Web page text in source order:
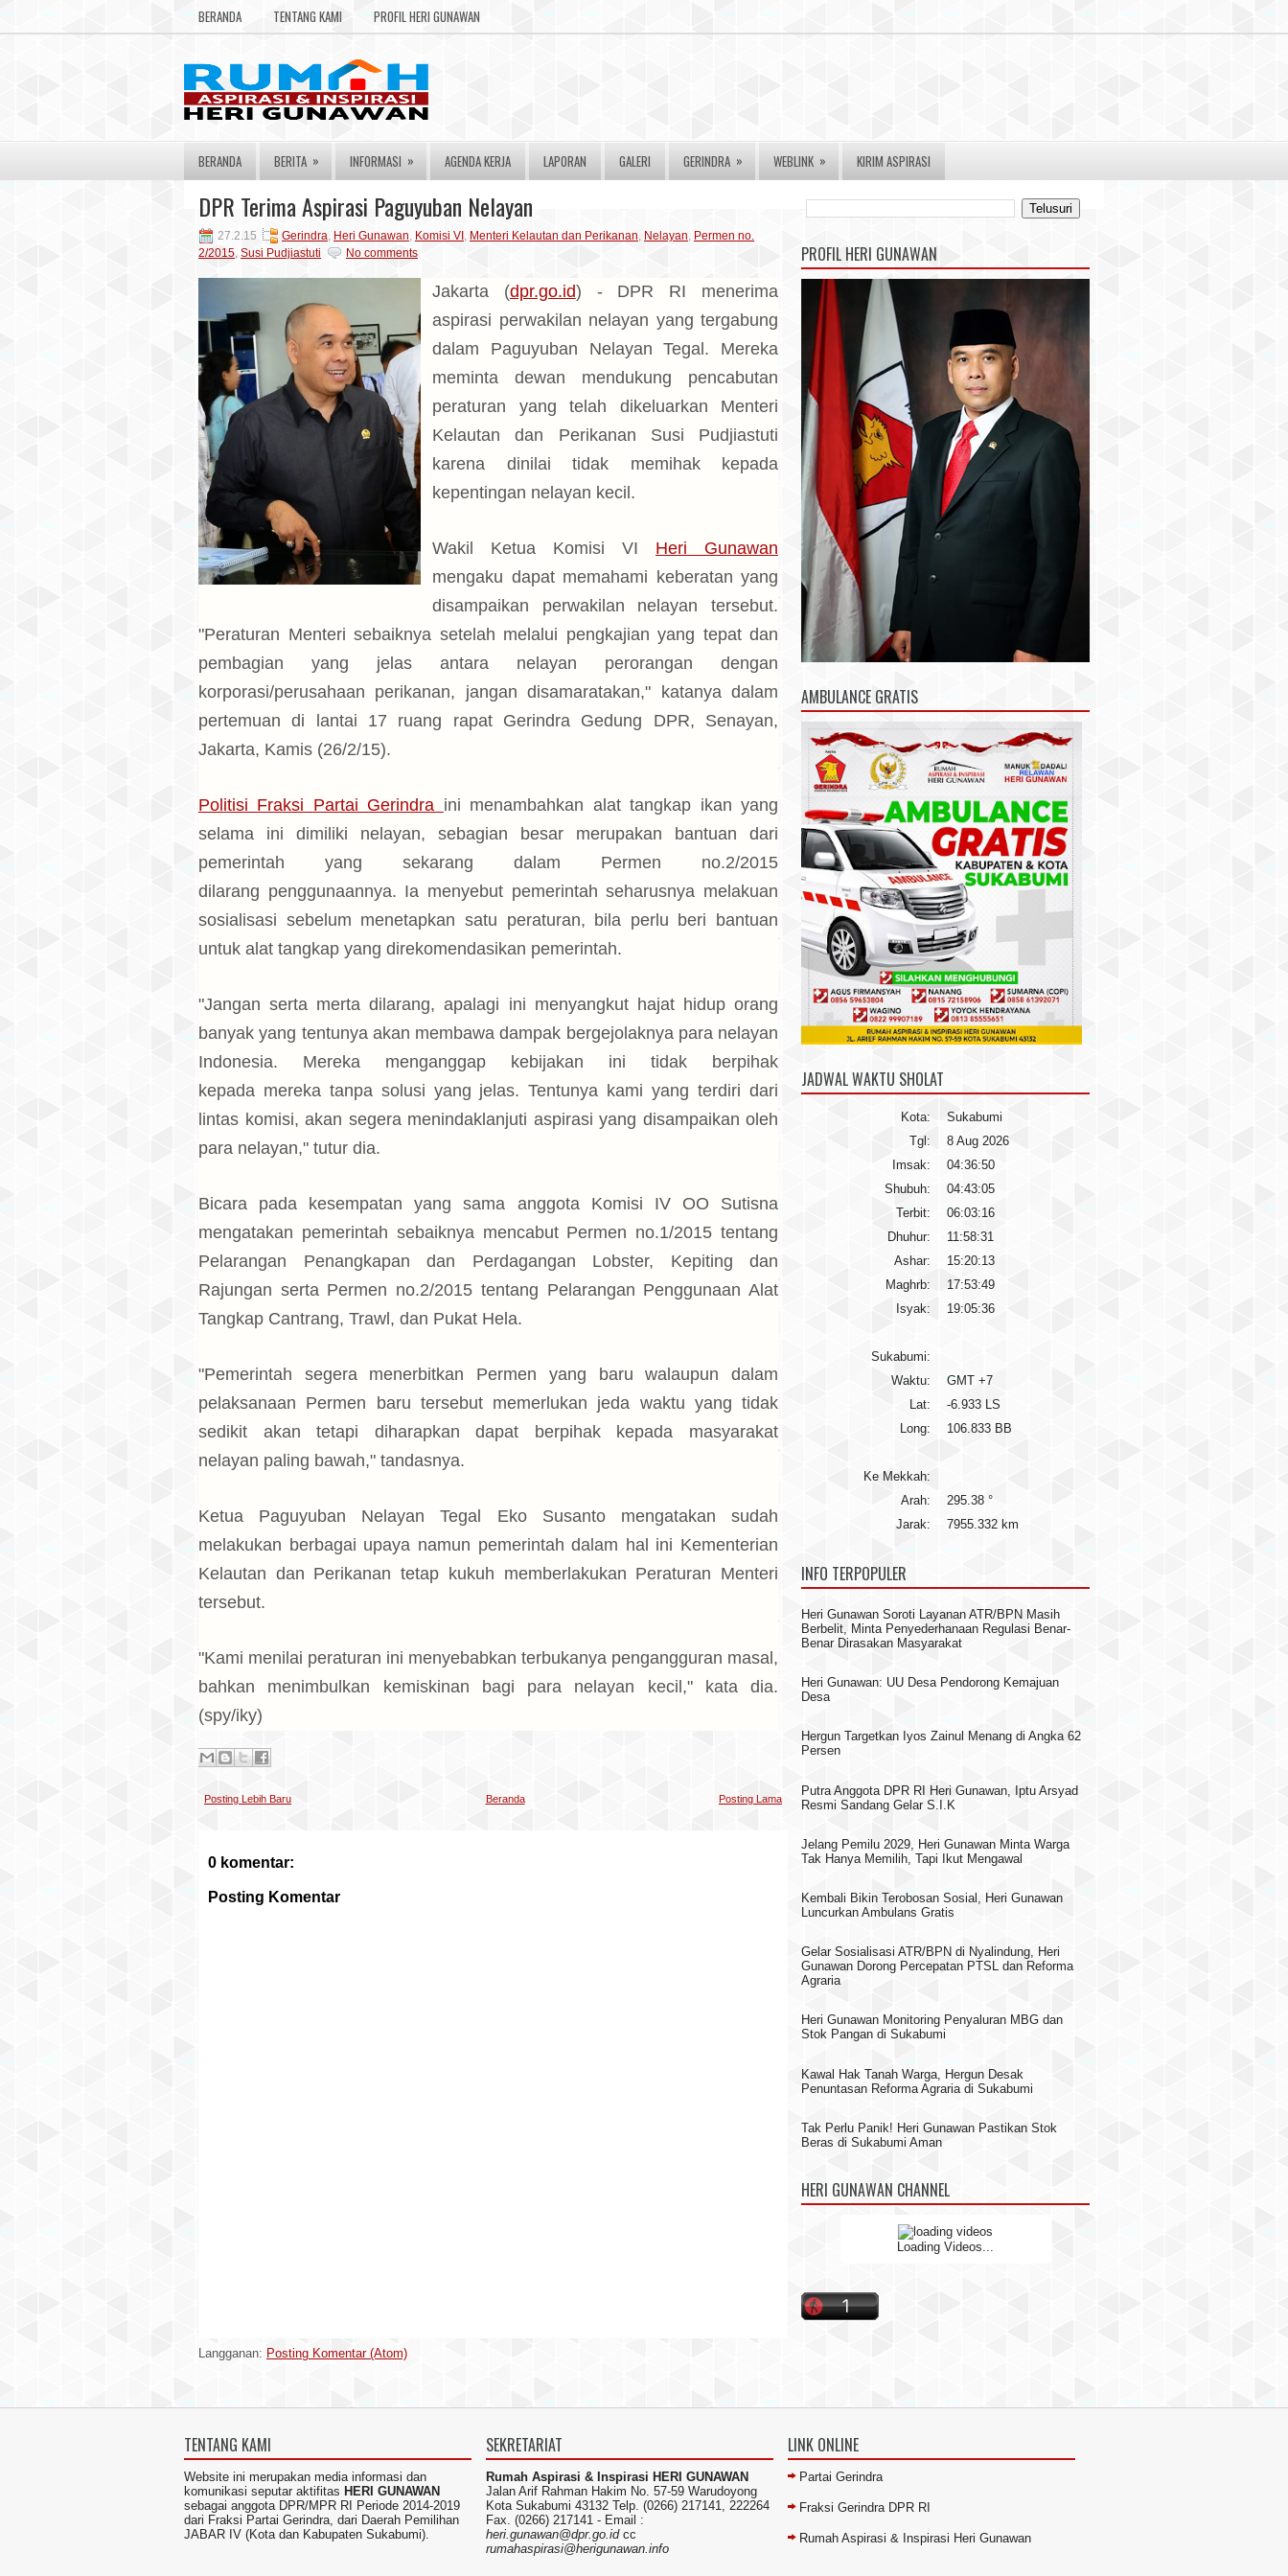
BERANDA TENTANG KAMI PROFIL HERI GUNAWAN
BERANDA BERITA » INFORMASI » AGENDA KERJA LAPORAN GALERI GERINDRA » WEBLINK » KIRIM ASPIRASI
DPR Terima Aspirasi Paguyuban Nelayan
27.2.15 Gerindra, Heri Gunawan, Komisi VI , Menteri Kelautan dan Perikanan, Nelayan, Permen no.
2/2015, Susi Pudjiastuti No comments
Jakarta (dpr.go.id) - DPR RI menerima
aspirasi perwakilan nelayan yang tergabung
dalam Paguyuban Nelayan Tegal. Mereka
meminta dewan mendukung pencabutan
peraturan yang telah dikeluarkan Menteri
Kelautan dan Perikanan Susi Pudjiastuti
karena dinilai tidak memihak kepada
kepentingan nelayan kecil.
Wakil Ketua Komisi VI Heri Gunawan
mengaku dapat memahami keberatan yang
disampaikan perwakilan nelayan tersebut.
"Peraturan Menteri sebaiknya setelah melalui pengkajian yang tepat dan
pembagian yang jelas antara nelayan perorangan dengan
korporasi/perusahaan perikanan, jangan disamaratakan," katanya dalam
pertemuan di lantai 17 ruang rapat Gerindra Gedung DPR, Senayan,
Jakarta, Kamis (26/2/15).
Politisi Fraksi Partai Gerindra ini menambahkan alat tangkap ikan yang
selama ini dimiliki nelayan, sebagian besar merupakan bantuan dari
pemerintah yang sekarang dalam Permen no.2/2015
dilarang penggunaannya. Ia menyebut pemerintah seharusnya melakuan
sosialisasi sebelum menetapkan satu peraturan, bila perlu beri bantuan
untuk alat tangkap yang direkomendasikan pemerintah.
"Jangan serta merta dilarang, apalagi ini menyangkut hajat hidup orang
banyak yang tentunya akan membawa dampak bergejolaknya para nelayan
Indonesia. Mereka menganggap kebijakan ini tidak berpihak
kepada mereka tanpa solusi yang jelas. Tentunya kami yang terdiri dari
lintas komisi, akan segera menindaklanjuti aspirasi yang disampaikan oleh
para nelayan," tutur dia.
Bicara pada kesempatan yang sama anggota Komisi IV OO Sutisna
mengatakan pemerintah sebaiknya mencabut Permen no.1/2015 tentang
Pelarangan Penangkapan dan Perdagangan Lobster, Kepiting dan
Rajungan serta Permen no.2/2015 tentang Pelarangan Penggunaan Alat
Tangkap Cantrang, Trawl, dan Pukat Hela.
"Pemerintah segera menerbitkan Permen yang baru walaupun dalam
pelaksanaan Permen baru tersebut memerlukan jeda waktu yang tidak
sedikit akan tetapi diharapkan dapat berpihak kepada masyarakat
nelayan paling bawah," tandasnya.
Ketua Paguyuban Nelayan Tegal Eko Susanto mengatakan sudah
melakukan berbagai upaya namun pemerintah dalam hal ini Kementerian
Kelautan dan Perikanan tetap kukuh memberlakukan Peraturan Menteri
tersebut.
"Kami menilai peraturan ini menyebabkan terbukanya pengangguran masal,
bahkan menimbulkan kemiskinan bagi para nelayan kecil," kata dia.
(spy/iky)
Posting Lebih Baru Posting Lama
Beranda
0 komentar:
Posting Komentar
Langganan: Posting Komentar (Atom)
PROFIL HERI GUNAWAN
AMBULANCE GRATIS
JADWAL WAKTU SHOLAT
Kota:
Sukabumi
Tgl:
8 Aug 2026
Imsak:
04:36:50
Shubuh:
04:43:05
Terbit:
06:03:16
Dhuhur:
11:58:31
Ashar:
15:20:13
Maghrb:
17:53:49
Isyak:
19:05:36
Sukabumi:
Waktu:
GMT +7
Lat:
-6.933 LS
Long:
106.833 BB
Ke Mekkah:
Arah:
295.38 °
Jarak:
7955.332 km
INFO TERPOPULER
Heri Gunawan Soroti Layanan ATR/BPN Masih
Berbelit, Minta Penyederhanaan Regulasi Benar-
Benar Dirasakan Masyarakat
Heri Gunawan: UU Desa Pendorong Kemajuan
Desa
Hergun Targetkan Iyos Zainul Menang di Angka 62
Persen
Putra Anggota DPR RI Heri Gunawan, Iptu Arsyad
Resmi Sandang Gelar S.I.K
Jelang Pemilu 2029, Heri Gunawan Minta Warga
Tak Hanya Memilih, Tapi Ikut Mengawal
Kembali Bikin Terobosan Sosial, Heri Gunawan
Luncurkan Ambulans Gratis
Gelar Sosialisasi ATR/BPN di Nyalindung, Heri
Gunawan Dorong Percepatan PTSL dan Reforma
Agraria
Heri Gunawan Monitoring Penyaluran MBG dan
Stok Pangan di Sukabumi
Kawal Hak Tanah Warga, Hergun Desak
Penuntasan Reforma Agraria di Sukabumi
Tak Perlu Panik! Heri Gunawan Pastikan Stok
Beras di Sukabumi Aman
HERI GUNAWAN CHANNEL
Loading Videos...
TENTANG KAMI
Website ini merupakan media informasi dan
komunikasi seputar aktifitas HERI GUNAWAN
sebagai anggota DPR/MPR RI Periode 2014-2019
dari Fraksi Partai Gerindra, dari Daerah Pemilihan
JABAR IV (Kota dan Kabupaten Sukabumi).
SEKRETARIAT
Rumah Aspirasi & Inspirasi HERI GUNAWAN
Jalan Arif Rahman Hakim No. 57-59 Warudoyong
Kota Sukabumi 43132 Telp. (0266) 217141, 222264
Fax. (0266) 217141 - Email :
heri.gunawan@dpr.go.idcc
rumahaspirasi@herigunawan.info
LINK ONLINE
Partai Gerindra
Fraksi Gerindra DPR RI
Rumah Aspirasi & Inspirasi Heri Gunawan